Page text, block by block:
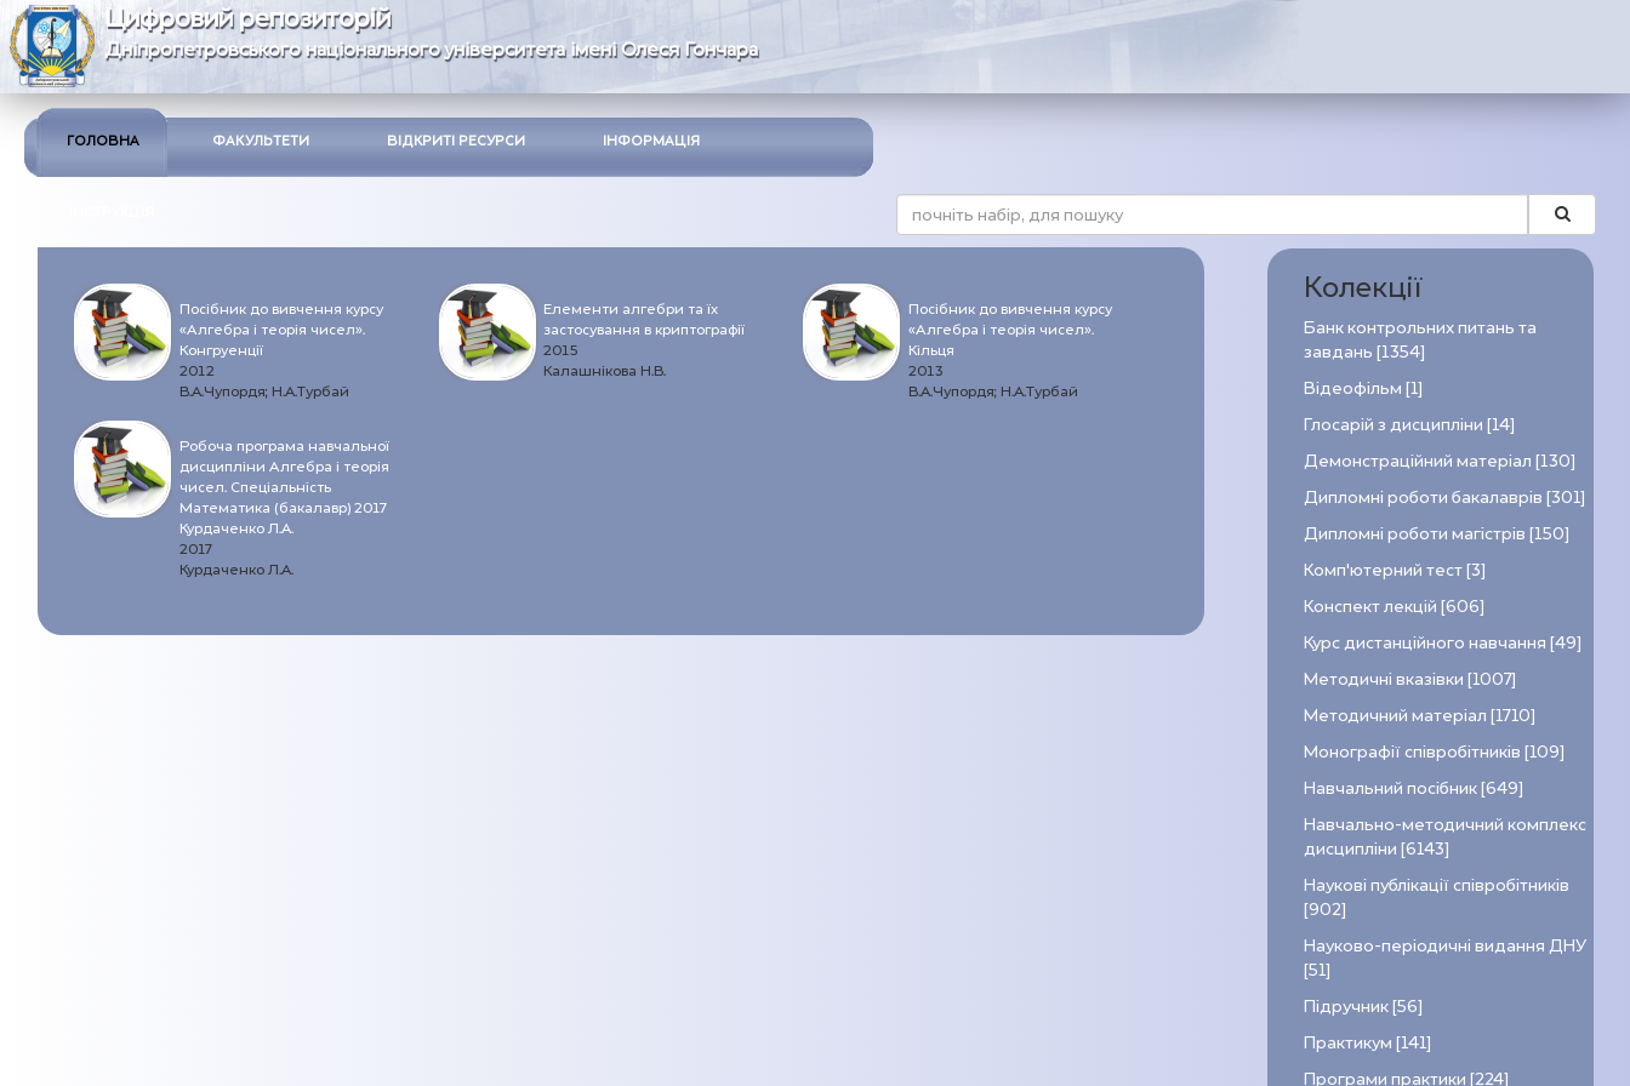
Цифровий репозиторій
Дніпропетровського національного університета імені Олеся Гончара
ГОЛОВНА ФАКУЛЬТЕТИ ВІДКРИТІ РЕСУРСИ ІНФОРМАЦІЯ
Посібник до вивчення курсу
«Алгебра і теорія чисел».
Конгруенції
2012
В.А.Чупордя; Н.А.Турбай
Елементи алгебри та їх
застосування в криптографії
2015
Калашнікова Н.В.
Посібник до вивчення курсу
«Алгебра і теорія чисел».
Кільця
2013
В.А.Чупордя; Н.А.Турбай
Робоча програма навчальної
дисципліни Алгебра і теорія
чисел. Спеціальність
Математика (бакалавр) 2017
Курдаченко Л.А.
2017
Курдаченко Л.А.
Колекції
Банк контрольних питань та
завдань [1354]
Відеофільм [1]
Глосарій з дисципліни [14]
Демонстраційний матеріал [130]
Дипломні роботи бакалаврів [301]
Дипломні роботи магістрів [150]
Комп’ютерний тест [3]
Конспект лекцій [606]
Курс дистанційного навчання [49]
Методичні вказівки [1007]
Методичний матеріал [1710]
Монографії співробітників [109]
Навчальний посібник [649]
Навчально-методичний комплекс
дисципліни [6143]
Наукові публікації співробітників
[902]
Науково-періодичні видання ДНУ
[51]
Підручник [56]
Практикум [141]
Програми практики [224]